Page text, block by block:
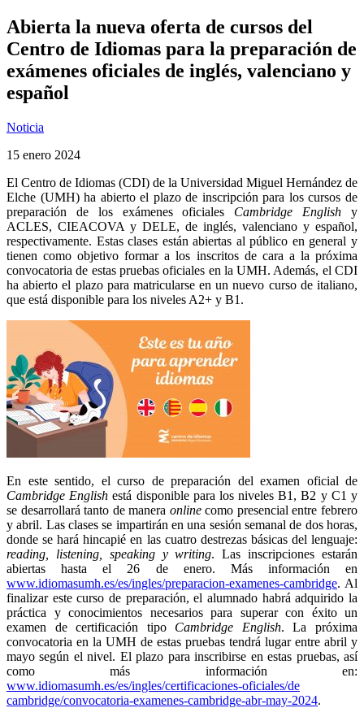
Abierta la nueva oferta de cursos del
Centro de Idiomas para la preparación de
exámenes oficiales de inglés, valenciano y
español
Noticia
15 enero 2024
El Centro de Idiomas (CDI) de la Universidad Miguel Hernández de
Elche (UMH) ha abierto el plazo de inscripción para los cursos de
preparación de los exámenes oficiales Cambridge Englishy
ACLES, CIEACOVA y DELE, de inglés, valenciano y español,
respectivamente. Estas clases están abiertas al público en general y
tienen como objetivo formar a los inscritos de cara a la próxima
convocatoria de estas pruebas oficiales en la UMH. Además, el CDI
ha abierto el plazo para matricularse en un nuevo curso de italiano,
que está disponible para los niveles A2+ y B1.
En este sentido, el curso de preparación del examen oficial de
Cambridge English está disponible para los niveles B1, B2 y C1 y
se desarrollará tanto de manera onlinecomo presencial entre febrero
y abril. Las clases se impartirán en una sesión semanal de dos horas,
donde se hará hincapié en las cuatro destrezas básicas del lenguaje:
reading, listening, speaking y writing. Las inscripciones estarán
abiertas hasta el 26 de enero. Más información en
www.idiomasumh.es/es/ingles/preparacion-examenes-cambridge. Al
finalizar este curso de preparación, el alumnado habrá adquirido la
práctica y conocimientos necesarios para superar con éxito un
examen de certificación tipo Cambridge English. La próxima
convocatoria en la UMH de estas pruebas tendrá lugar entre abril y
mayo según el nivel. El plazo para inscribirse en estas pruebas, así
como más información en:
www.idiomasumh.es/es/ingles/certificaciones-oficiales/de
cambridge/convocatoria-examenes-cambridge-abr-may-2024.